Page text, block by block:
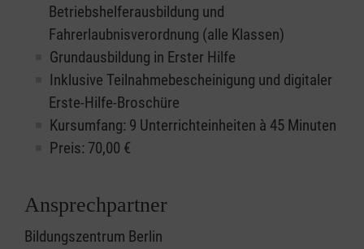
Betriebshelferausbildung und
Fahrerlaubnisverordnung (alle Klassen)
Grundausbildung in Erster Hilfe
Inklusive Teilnahmebescheinigung und digitaler
Erste-Hilfe-Broschüre
Kursumfang: 9 Unterrichteinheiten à 45 Minuten
Preis: 70,00 €
Ansprechpartner
Bildungszentrum Berlin